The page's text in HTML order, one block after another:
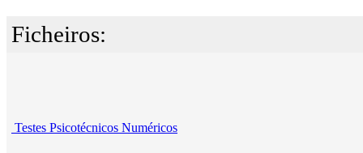
Ficheiros:
Testes Psicotécnicos Numéricos